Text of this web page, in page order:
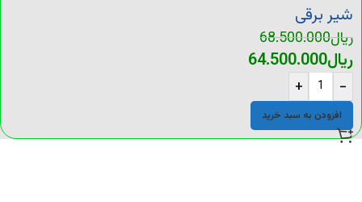
شیر برقی
ریال68.500.000
ریال64.500.000
-
+
افزودن به سبد خرید